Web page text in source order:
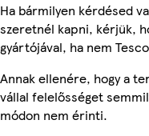
Ha bármilyen kérdésed
szeretnél kapni, kérjük,
gyártójával, ha nem
Annak ellenére, hogy a
vállal felelősséget
módon nem érinti.